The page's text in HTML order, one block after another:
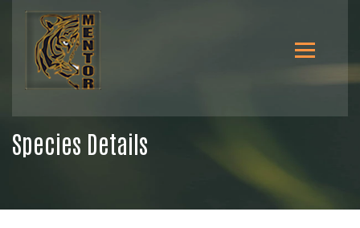
Species Details